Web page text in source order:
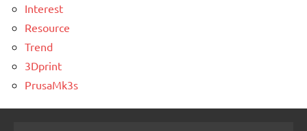
Interest
Resource
Trend
3Dprint
PrusaMk3s